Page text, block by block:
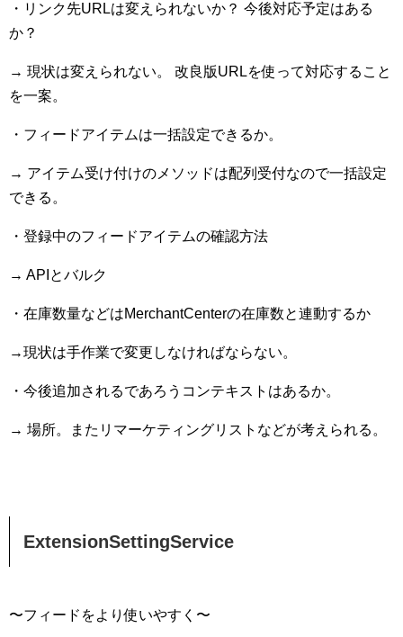
・リンク先URLは変えられないか？ 今後対応予定はある
か？
→ 現状は変えられない。 改良版URLを使って対応すること
を一案。
・フィードアイテムは一括設定できるか。
→ アイテム受け付けのメソッドは配列受付なので一括設定
できる。
・登録中のフィードアイテムの確認方法
→ APIとバルク
・在庫数量などはMerchantCenterの在庫数と連動するか
→現状は手作業で変更しなければならない。
・今後追加されるであろうコンテキストはあるか。
→ 場所。またリマーケティングリストなどが考えられる。
ExtensionSettingService
〜フィードをより使いやすく〜